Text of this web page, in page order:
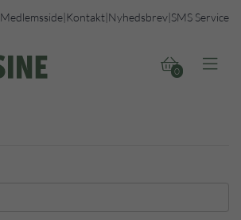
Medlemsside|Kontakt|Nyhedsbrev|SMS Service


0